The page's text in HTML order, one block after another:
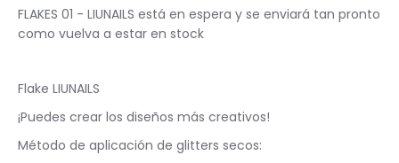
FLAKES 01 - LIUNAILS está en espera y se enviará tan pronto
como vuelva a estar en stock
Flake LIUNAILS
¡Puedes crear los diseños más creativos!
Método de aplicación de glitters secos: